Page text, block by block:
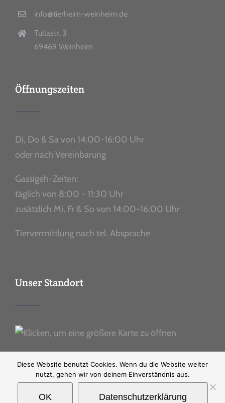
info@tierheim-weinheim.de
Tullastr. 3
69469 Weinheim
Öffnungszeiten
Di, Do & Sa von 14:00-16:00 Uhr
oder nach Vereinbarung
Gassigeh-Zeiten:
täglich von 8:00 - 11:30 Uhr
zusätzlich Mi, Fr & So von 14:00-16:00 Uhr
Tiervermittlung nach tel. Absprache
Unser Standort
Diese Website benutzt Cookies. Wenn du die Website weiter
nutzt, gehen wir von deinem Einverständnis aus.
OK Datenschutzerklärung